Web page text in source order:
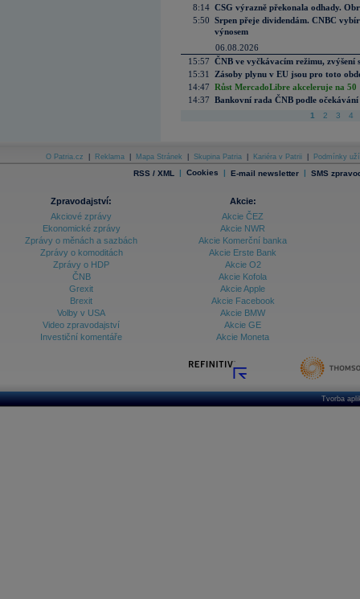
8:14 CSG výrazně překonala odhady.
5:50 Srpen přeje dividendám. CNBC
výnosem
06.08.2026
15:57 ČNB ve vyčkávacím režimu, zvýšení
15:31
Zásoby plynu v EU jsou pro toto
14:47 Růst MercadoLibre akceleruje na
14:37 Bankovní rada ČNB podle
1 2 3 4
O Patria.cz Reklama Mapa Stránek Skupina Patria Kariéra v Patrii Podmínky
RSS / XML | Cookies | E-mail newsletter | SMS
Zpravodajství:
Akciové zprávy
Ekonomické zprávy
Zprávy o měnách a sazbách
Zprávy o komoditách
Zprávy o HDP
ČNB
Grexit
Brexit
Volby v USA
Video zpravodajství
Investiční komentáře
Akcie:
Akcie ČEZ
Akcie NWR
Akcie Komerční banka
Akcie Erste Bank
Akcie O2
Akcie Kofola
Akcie Apple
Akcie Facebook
Akcie BMW
Akcie GE
Akcie Moneta
Tvorba